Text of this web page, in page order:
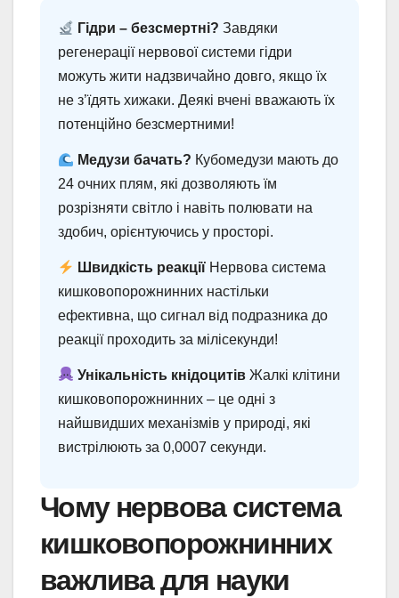
Гідри – безсмертні? Завдяки
регенерації нервової системи гідри
можуть жити надзвичайно довго, якщо їх
не з’їдять хижаки. Деякі вчені вважають їх
потенційно безсмертними!
Медузи бачать? Кубомедузи мають до
24 очних плям, які дозволяють їм
розрізняти світло і навіть полювати на
здобич, орієнтуючись у просторі.
Швидкість реакції Нервова система
кишковопорожнинних настільки
ефективна, що сигнал від подразника до
реакції проходить за мілісекунди!
Унікальність кнідоцитів Жалкі клітини
кишковопорожнинних – це одні з
найшвидших механізмів у природі, які
вистрілюють за 0,0007 секунди.
Чому нервова система
кишковопорожнинних
важлива для науки